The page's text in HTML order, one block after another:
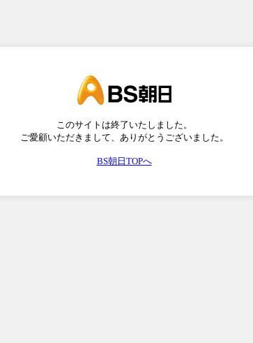
このサイトは終了いたしました。
ご愛顧いただきまして、ありがとうございました。
BS朝日TOPへ